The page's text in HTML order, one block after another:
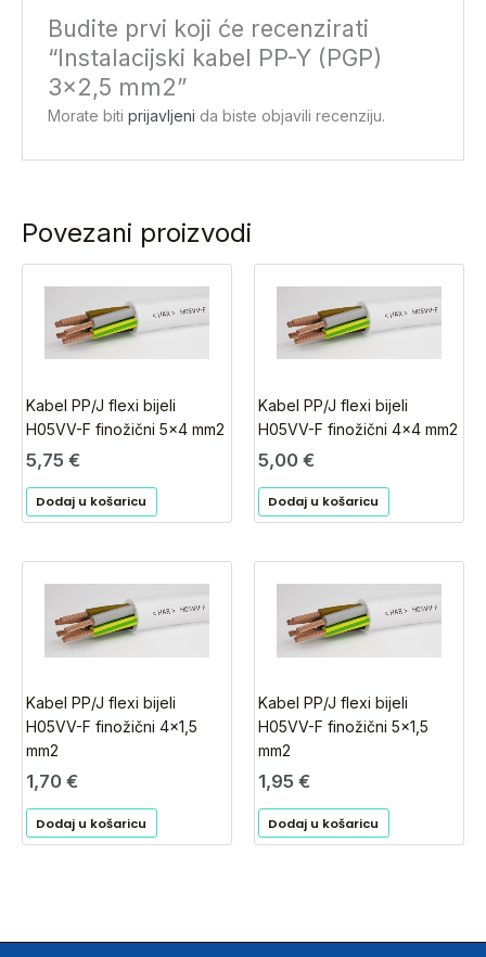
Budite prvi koji će recenzirati
“Instalacijski kabel PP-Y (PGP)
3×2,5 mm2”
Morate bitiprijavljeni da biste objavili recenziju.
Povezani proizvodi
Kabel PP/J flexi bijeli
H05VV-F finožični 5×4 mm2
5,75 €
Dodaj u košaricu
Kabel PP/J flexi bijeli
H05VV-F finožični 4×4 mm2
5,00 €
Dodaj u košaricu
Kabel PP/J flexi bijeli
H05VV-F finožični 4×1,5
mm2
1,70 €
Dodaj u košaricu
Kabel PP/J flexi bijeli
H05VV-F finožični 5×1,5
mm2
1,95 €
Dodaj u košaricu